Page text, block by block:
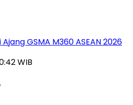
GSMA M360 ASEAN 2026
WIB